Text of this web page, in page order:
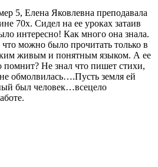
5, Елена Яковлевна преподавала
70х. Сидел на ее уроках затаив
интересно! Как много она знала.
что можно было прочитать только в
живым и понятным языком. А ее
помнит? Не знал что пишет стихи,
обмолвилась….Пусть земля ей
был человек…всецело